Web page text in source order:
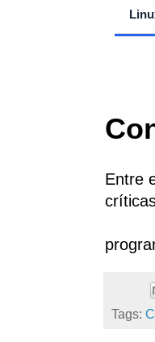
Entre
Tags: